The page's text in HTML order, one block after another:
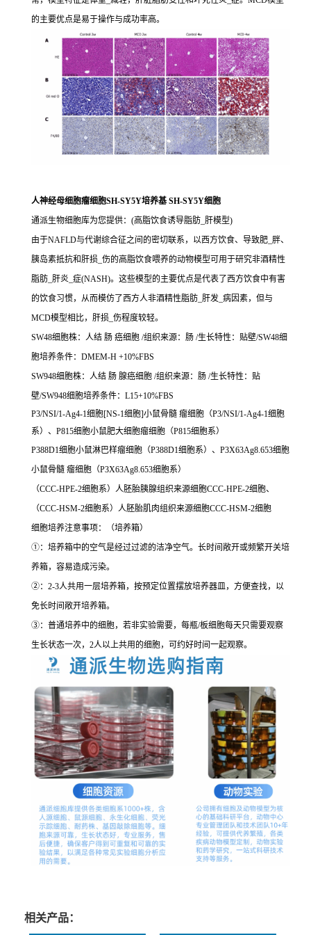
的主要优点是易于操作与成功率高。
人神经母细胞瘤细胞SH-SY5Y培养基 SH-SY5Y细胞
通派生物细胞库为您提供：(高脂饮食诱导脂肪_肝模型)
由于NAFLD与代谢综合征之间的密切联系，以西方饮食、导致肥_胖、
胰岛素抵抗和肝损_伤的高脂饮食喂养的动物模型可用于研究非酒精性
脂肪_肝炎_症(NASH)。这些模型的主要优点是代表了西方饮食中有害
的饮食习惯，从而模仿了西方人非酒精性脂肪_肝发_病因素，但与
MCD模型相比，肝损_伤程度较轻。
SW48细胞株：人结 肠 癌细胞 /组织来源：肠 /生长特性：贴壁/SW48细
胞培养条件：DMEM-H +10%FBS
SW948细胞株：人结 肠 腺癌细胞 /组织来源：肠 /生长特性：贴
壁/SW948细胞培养条件：L15+10%FBS
P3/NSI/1-Ag4-1细胞[NS-1细胞]小鼠骨髓 瘤细胞（P3/NSI/1-Ag4-1细胞
系）、P815细胞小鼠肥大细胞瘤细胞（P815细胞系）
P388D1细胞小鼠淋巴样瘤细胞（P388D1细胞系）、P3X63Ag8.653细胞
小鼠骨髓 瘤细胞（P3X63Ag8.653细胞系）
（CCC-HPE-2细胞系）人胚胎胰腺组织来源细胞CCC-HPE-2细胞、
（CCC-HSM-2细胞系）人胚胎肌肉组织来源细胞CCC-HSM-2细胞
细胞培养注意事项：（培养箱）
①：培养箱中的空气是经过过滤的洁净空气。长时间敞开或频繁开关培
养箱，容易造成污染。
②：2-3人共用一层培养箱，按预定位置摆放培养器皿，方便查找，以
免长时间敞开培养箱。
③：普通培养中的细胞，若非实验需要，每瓶/板细胞每天只需要观察
生长状态一次，2人以上共用的细胞，可约好时间一起观察。
相关产品：